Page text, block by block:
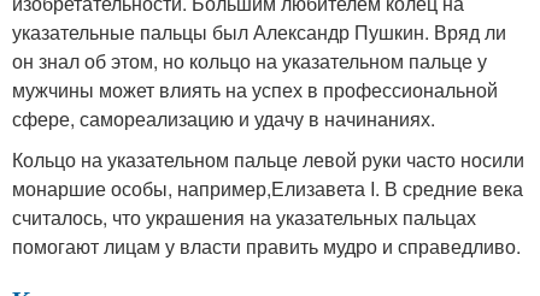
указательные пальцы был Александр Пушкин. Вряд ли
он знал об этом, но кольцо на указательном пальце у
мужчины может влиять на успех в профессиональной
сфере, самореализацию и удачу в начинаниях.
Кольцо на указательном пальце левой руки часто носили
монаршие особы, например,Елизавета I. В средние века
считалось, что украшения на указательных пальцах
помогают лицам у власти править мудро и справедливо.